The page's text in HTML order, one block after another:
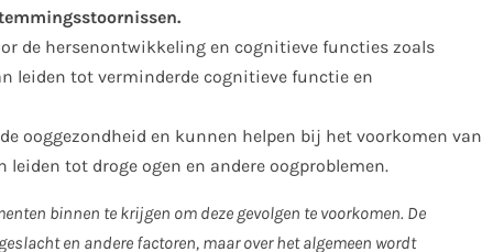
de hersenontwikkeling en cognitieve functies zoals
leiden tot verminderde cognitieve functie en
ooggezondheid en kunnen helpen bij het voorkomen van
tot droge ogen en andere oogproblemen.
binnen te krijgen om deze gevolgen te voorkomen. De
en andere factoren, maar over het algemeen wordt